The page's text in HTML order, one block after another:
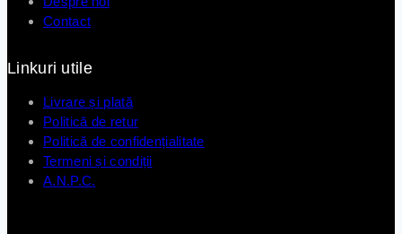
Contact
Linkuri utile
Livrare și plată
Politică de retur
Politică de confidențialitate
Termeni și condiții
A.N.P.C.